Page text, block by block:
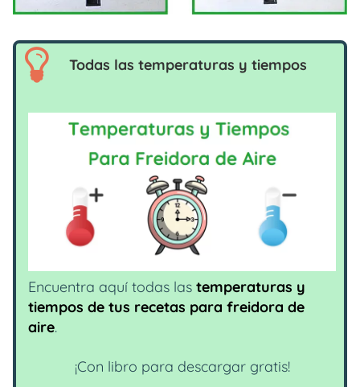
Todas las temperaturas y tiempos
Encuentra aquí todas las temperaturas y
tiempos de tus recetas para freidora de
aire.
¡Con libro para descargar gratis!